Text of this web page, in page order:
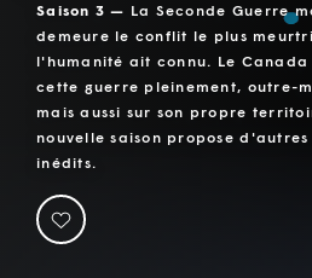
Saison 3 — La Seconde Guerre
demeure le conflit le plus
l'humanité ait connu. Le Canada
cette guerre pleinement, outre-
mais aussi sur son propre
nouvelle saison propose
inédits.